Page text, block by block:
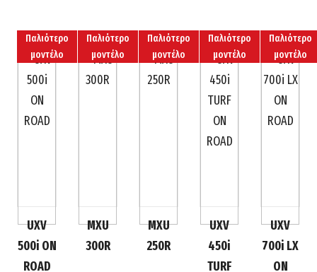
Παλιότερο
μοντέλο
UXV
500i ON
ROAD
Παλιότερο
μοντέλο
MXU
300R
Παλιότερο
μοντέλο
MXU
250R
Παλιότερο
μοντέλο
UXV
450i
TURF
Παλιότερο
μοντέλο
UXV
700i LX
ON